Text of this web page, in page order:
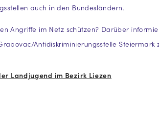
auch in den Bundesländern.
Angriffe im Netz schützen? Darüber
Antidiskriminierungsstelle Steiermark
Landjugend im Bezirk Liezen